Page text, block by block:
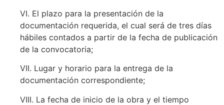
VI. El plazo para la presentación de la
documentación requerida, el cual será de tres días
hábiles contados a partir de la fecha de publicación
de la convocatoria;
VII. Lugar y horario para la entrega de la
documentación correspondiente;
VIII. La fecha de inicio de la obra y el tiempo